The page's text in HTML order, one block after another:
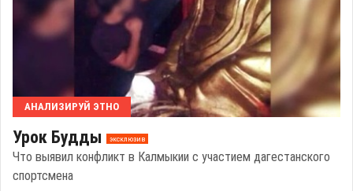
АНАЛИЗИРУЙ ЭТНО
Урок Будды эксклюзив
Что выявил конфликт в Калмыкии с участием дагестанского
спортсмена